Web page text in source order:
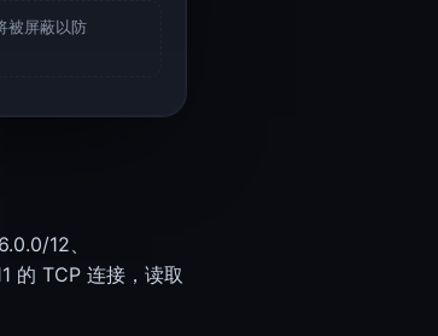
被屏蔽以防
12、
的 TCP 连接，读取